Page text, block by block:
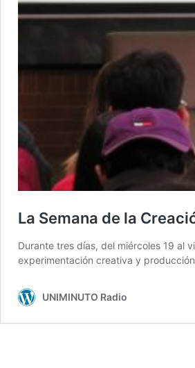
La Semana de la
Durante tres días, del miércoles 19 al
experimentación creativa y
UNIMINUTO Radio